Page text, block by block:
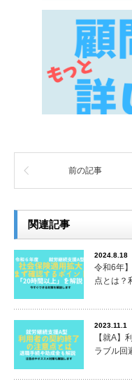
前の記事
関連記事
2024.8.18
令和6年
点とは？
2023.11.1
【就A】
ラブル回